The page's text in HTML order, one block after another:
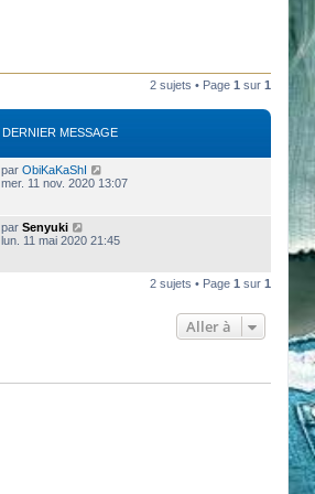
2 sujets • Page 1 sur 1
DERNIER MESSAGE
par ObiKaKaShI
mer. 11 nov. 2020 13:07
par Senyuki
lun. 11 mai 2020 21:45
2 sujets • Page 1 sur 1
Aller à